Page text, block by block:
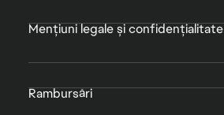
Mențiuni legale și confidențialitate
Rambursări